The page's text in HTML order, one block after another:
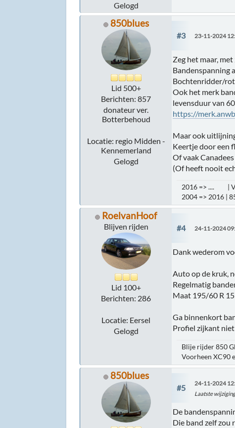
Gelogd
850blues
Lid 500+
Berichten: 857
donateur ver.
Botterbehoud
Locatie: regio Midden -
Kennemerland
Gelogd
#3 23-11-2024
Zeg het maar,
Bandenspanning
Bochtenridder/
Ook het merk
levensduur van
https://
Maar ook
Keertje door een
Of vaak
(Of heeft nooit
2016 => .... |
2004 => 2016
RoelvanHoof
Blijven rijden
Lid 100+
Berichten: 286
Locatie: Eersel
Gelogd
#4 24-11-2024
Dank wederom
Auto op de kruk,
Regelmatig
Maat 195/60 R
Ga binnenkort
Profiel zijkant
Blije rijder 850
Voorheen XC90
850blues
#5
24-11-2024
Laatste
De
Die band zelf zou